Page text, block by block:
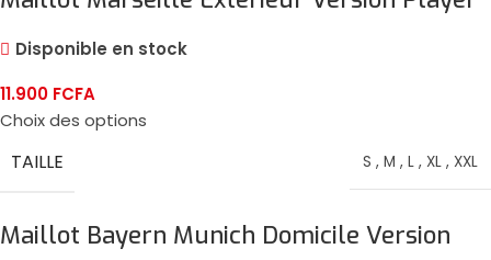
2024/25
Disponible en stock
11.900 FCFA
Choix des options
TAILLE S , M , L , XL , XXL
Maillot Bayern Munich Domicile Version